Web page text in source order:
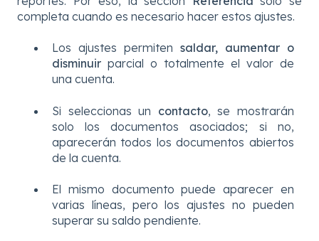
completa cuando es necesario hacer estos ajustes.
Los ajustes permiten saldar, aumentar o
disminuir parcial o totalmente el valor de
una cuenta.
Si seleccionas un contacto, se mostrarán
solo los documentos asociados; si no,
aparecerán todos los documentos abiertos
de la cuenta.
El mismo documento puede aparecer en
varias líneas, pero los ajustes no pueden
superar su saldo pendiente.